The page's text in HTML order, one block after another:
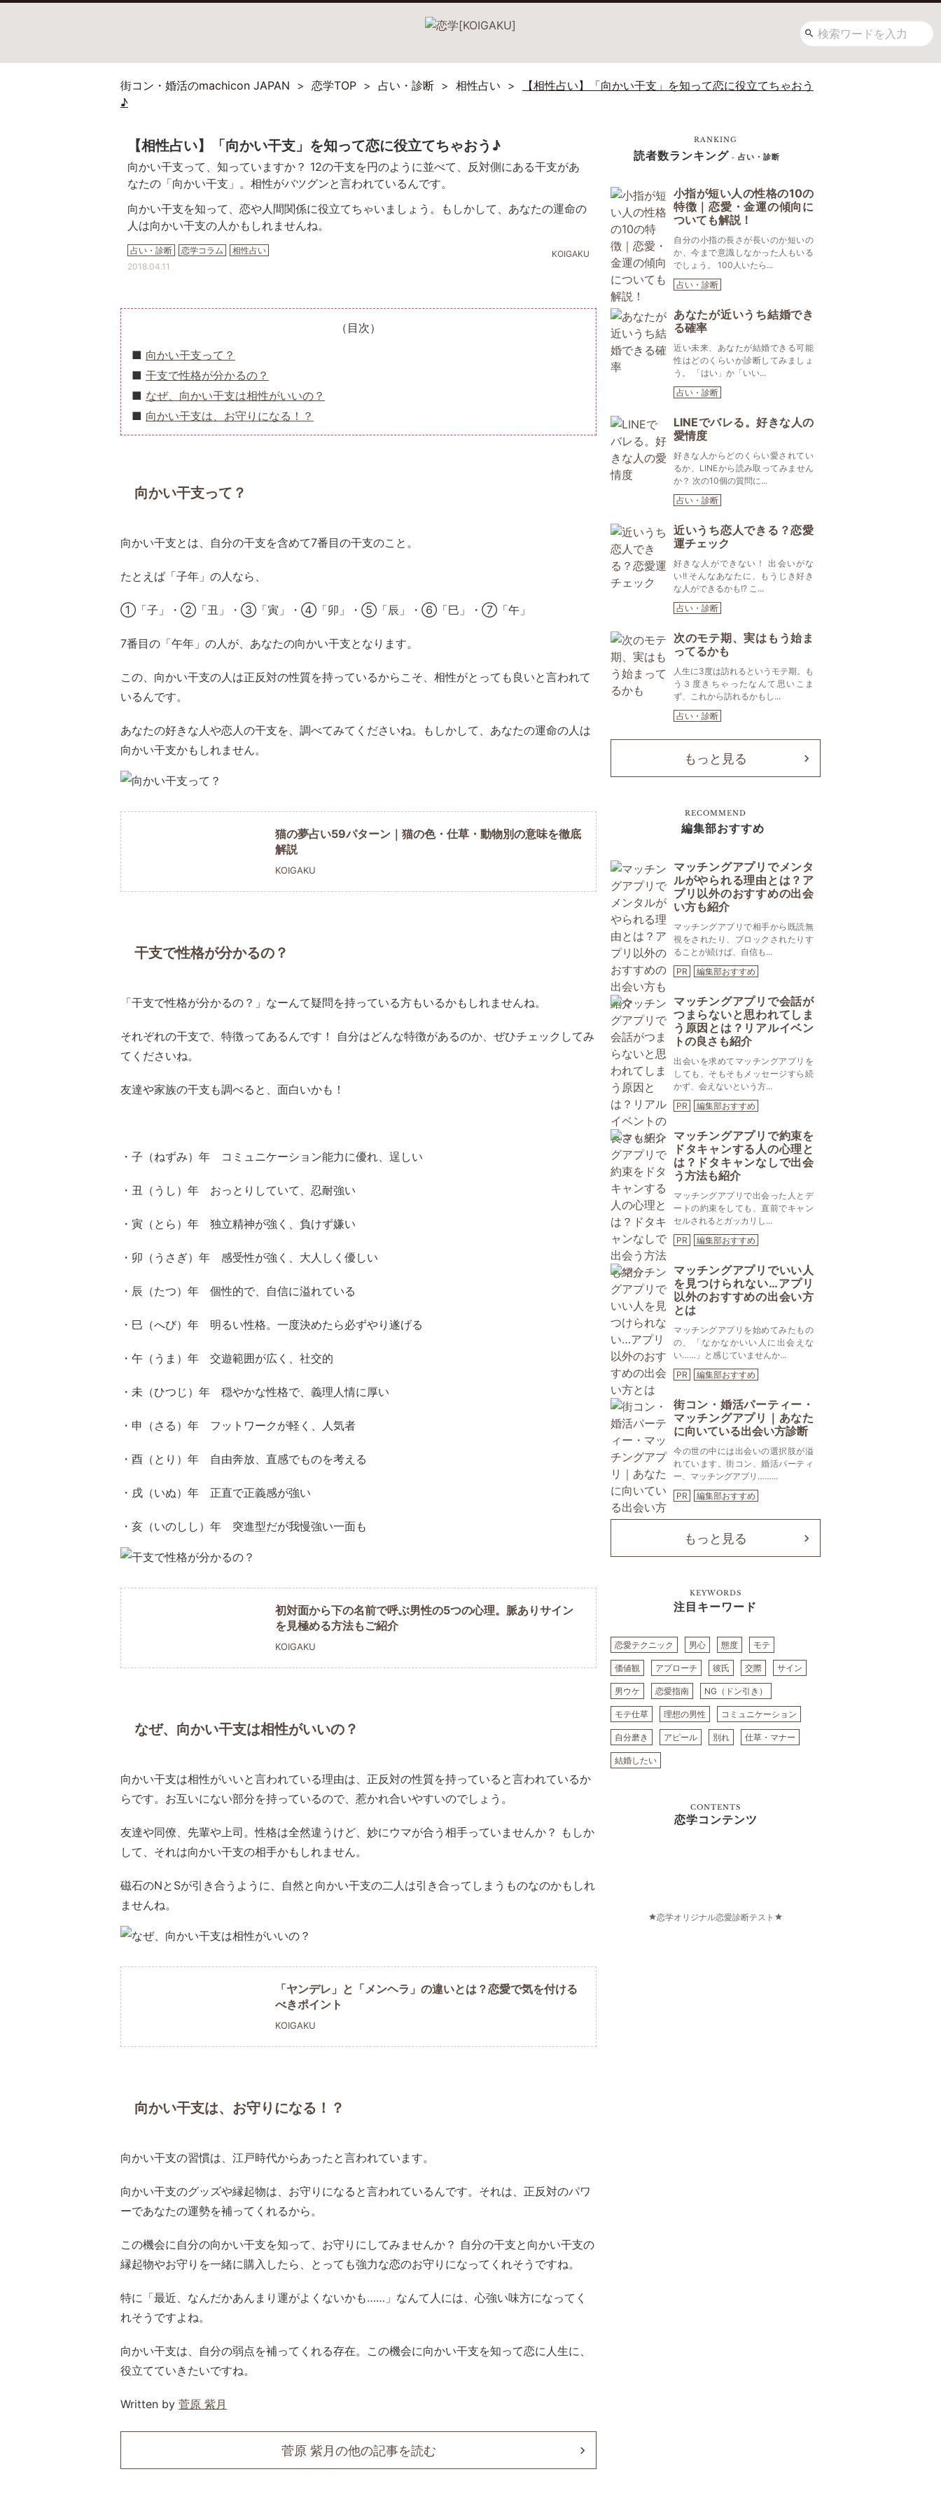
街コン・婚活のmachicon JAPAN 恋学TOP 占い・診断 相性占い
【相性占い】「向かい干支」を知って恋に役立てちゃおう
♪
【相性占い】「向かい干支」を知って恋に役立てちゃおう♪
向かい干支って、知っていますか？ 12の干支を円のように並べて、反対側にある干支があ
なたの「向かい干支」。相性がバツグンと言われているんです。
向かい干支を知って、恋や人間関係に役立てちゃいましょう。もしかして、あなたの運命の
人は向かい干支の人かもしれませんね。
占い・診断 恋学コラム 相性占い
KOIGAKU
2018.04.11
（目次）
向かい干支って？
干支で性格が分かるの？
なぜ、向かい干支は相性がいいの？
向かい干支は、お守りになる！？
向かい干支って？
向かい干支とは、自分の干支を含めて7番目の干支のこと。
たとえば「子年」の人なら、
①「子」・②「丑」・③「寅」・④「卯」・⑤「辰」・⑥「巳」・⑦「午」
7番目の「午年」の人が、あなたの向かい干支となります。
この、向かい干支の人は正反対の性質を持っているからこそ、相性がとっても良いと言われて
いるんです。
あなたの好きな人や恋人の干支を、調べてみてくださいね。もしかして、あなたの運命の人は
向かい干支かもしれません。
猫の夢占い59パターン｜猫の色・仕草・動物別の意味を徹底
解説
KOIGAKU
干支で性格が分かるの？
「干支で性格が分かるの？」なーんて疑問を持っている方もいるかもしれませんね。
それぞれの干支で、特徴ってあるんです！ 自分はどんな特徴があるのか、ぜひチェックしてみ
てくださいね。
友達や家族の干支も調べると、面白いかも！
・子（ねずみ）年 コミュニケーション能力に優れ、逞しい
・丑（うし）年 おっとりしていて、忍耐強い
・寅（とら）年 独立精神が強く、負けず嫌い
・卯（うさぎ）年 感受性が強く、大人しく優しい
・辰（たつ）年 個性的で、自信に溢れている
・巳（へび）年 明るい性格。一度決めたら必ずやり遂げる
・午（うま）年 交遊範囲が広く、社交的
・未（ひつじ）年 穏やかな性格で、義理人情に厚い
・申（さる）年 フットワークが軽く、人気者
・酉（とり）年 自由奔放、直感でものを考える
・戌（いぬ）年 正直で正義感が強い
・亥（いのしし）年 突進型だが我慢強い一面も
初対面から下の名前で呼ぶ男性の5つの心理。脈ありサイン
を見極める方法もご紹介
KOIGAKU
なぜ、向かい干支は相性がいいの？
向かい干支は相性がいいと言われている理由は、正反対の性質を持っていると言われているか
らです。お互いにない部分を持っているので、惹かれ合いやすいのでしょう。
友達や同僚、先輩や上司。性格は全然違うけど、妙にウマが合う相手っていませんか？ もしか
して、それは向かい干支の相手かもしれません。
磁石のNとSが引き合うように、自然と向かい干支の二人は引き合ってしまうものなのかもしれ
ませんね。
「ヤンデレ」と「メンヘラ」の違いとは？恋愛で気を付ける
べきポイント
KOIGAKU
向かい干支は、お守りになる！？
向かい干支の習慣は、江戸時代からあったと言われています。
向かい干支のグッズや縁起物は、お守りになると言われているんです。それは、正反対のパワ
ーであなたの運勢を補ってくれるから。
この機会に自分の向かい干支を知って、お守りにしてみませんか？ 自分の干支と向かい干支の
縁起物やお守りを一緒に購入したら、とっても強力な恋のお守りになってくれそうですね。
特に「最近、なんだかあんまり運がよくないかも……」なんて人には、心強い味方になってく
れそうですよね。
向かい干支は、自分の弱点を補ってくれる存在。この機会に向かい干支を知って恋に人生に、
役立てていきたいですね。
Written by 菅原 紫月
菅原 紫月の他の記事を読む
RANKING
読者数ランキング - 占い・診断
小指が短い人の性格の10の
特徴｜恋愛・金運の傾向に
ついても解説！
自分の小指の長さが長いのか短いの
か、今まで意識しなかった人もいる
でしょう。 100人いたら...
占い・診断
あなたが近いうち結婚でき
る確率
近い未来、あなたが結婚できる可能
性はどのくらいか診断してみましょ
う。 「はい」か「いい...
占い・診断
LINEでバレる。好きな人の
愛情度
好きな人からどのくらい愛されてい
るか、LINEから読み取ってみません
か？ 次の10個の質問に...
占い・診断
近いうち恋人できる？恋愛
運チェック
好きな人ができない！ 出会いがな
い!! そんなあなたに、もうじき好き
な人ができるかも!? こ...
占い・診断
次のモテ期、実はもう始ま
ってるかも
人生に3度は訪れるというモテ期。も
う３度きちゃったなんて思いこま
ず、これから訪れるかもし...
占い・診断
もっと見る
RECOMMEND
編集部おすすめ
マッチングアプリでメンタ
ルがやられる理由とは？ア
プリ以外のおすすめの出会
い方も紹介
マッチングアプリで相手から既読無
視をされたり、ブロックされたりす
ることが続けば、自信も...
PR
編集部おすすめ
マッチングアプリで会話が
つまらないと思われてしま
う原因とは？リアルイベン
トの良さも紹介
出会いを求めてマッチングアプリを
しても、そもそもメッセージすら続
かず、会えないという方...
PR
編集部おすすめ
マッチングアプリで約束を
ドタキャンする人の心理と
は？ドタキャンなしで出会
う方法も紹介
マッチングアプリで出会った人とデ
ートの約束をしても、直前でキャン
セルされるとガッカリし...
PR
編集部おすすめ
マッチングアプリでいい人
を見つけられない…アプリ
以外のおすすめの出会い方
とは
マッチングアプリを始めてみたもの
の、「なかなかいい人に出会えな
い……」と感じていませんか...
PR
編集部おすすめ
街コン・婚活パーティー・
マッチングアプリ｜あなた
に向いている出会い方診断
今の世の中には出会いの選択肢が溢
れています。街コン、婚活パーティ
ー、マッチングアプリ……...
PR
編集部おすすめ
もっと見る
KEYWORDS
注目キーワード
恋愛テクニック 男心 態度 モテ
価値観 アプローチ 彼氏 交際 サイン
男ウケ 恋愛指南 NG（ドン引き）
モテ仕草 理想の男性 コミュニケーション
自分磨き アピール 別れ 仕草・マナー
結婚したい
CONTENTS
恋学コンテンツ
恋学オリジナル恋愛診断テスト